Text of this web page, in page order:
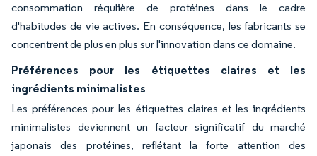
consommation régulière de protéines dans le cadre
d'habitudes de vie actives. En conséquence, les fabricants se
concentrent de plus en plus sur l'innovation dans ce domaine.
Préférences pour les étiquettes claires et les
ingrédients minimalistes
Les préférences pour les étiquettes claires et les ingrédients
minimalistes deviennent un facteur significatif du marché
japonais des protéines, reflétant la forte attention des